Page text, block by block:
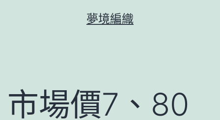
容
夢境編織
市場價7、80